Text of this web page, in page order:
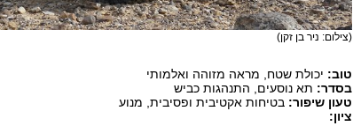
(צילום: ניר בן זקן)
טוב: יכולת שטח, מראה מזוהה ואלמותי
בסדר: תא נוסעים, התנהגות כביש
טעון שיפור: בטיחות אקטיבית ופסיבית, מנוע
ציון: